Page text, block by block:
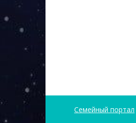
Семейный портал